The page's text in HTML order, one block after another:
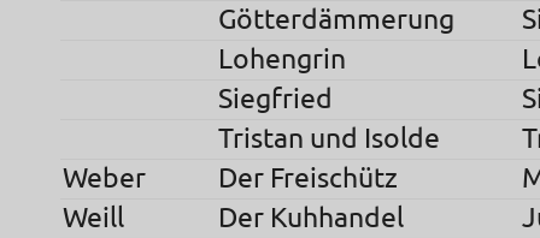
Götterdämmerung
Lohengrin
Siegfried
Tristan und Isolde
Weber
Der Freischütz
Weill
Der Kuhhandel